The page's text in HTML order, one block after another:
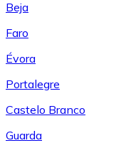
Beja
Faro
Évora
Portalegre
Castelo Branco
Guarda